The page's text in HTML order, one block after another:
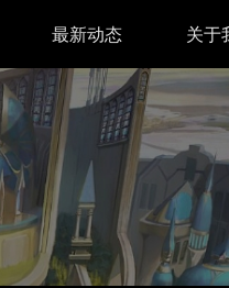
最新动态 关于